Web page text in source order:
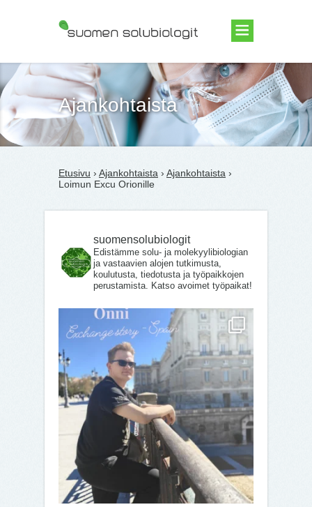
Suomen Solubiologit ry
Ajankohtaista
Etusivu › Ajankohtaista › Ajankohtaista ›
Loimun Excu Orionille
suomensolubiologit
Edistämme solu- ja molekyylibiologian
ja vastaavien alojen tutkimusta,
koulutusta, tiedotusta ja työpaikkojen
perustamista. Katso avoimet työpaikat!